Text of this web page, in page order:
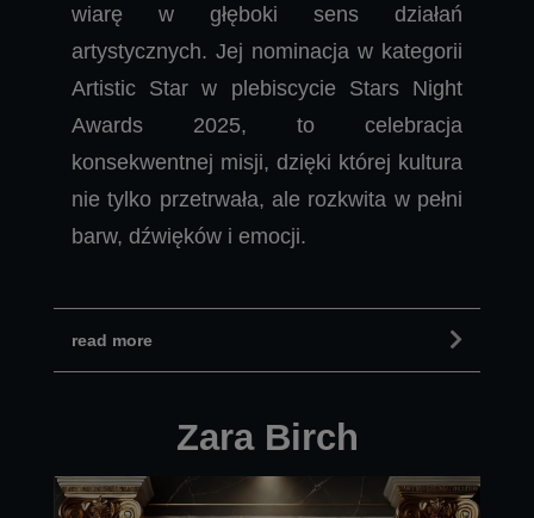
wiarę w głęboki sens działań
artystycznych. Jej nominacja w kategorii
Artistic Star w plebiscycie Stars Night
Awards 2025, to celebracja
konsekwentnej misji, dzięki której kultura
nie tylko przetrwała, ale rozkwita w pełni
barw, dźwięków i emocji.
read more
Zara Birch